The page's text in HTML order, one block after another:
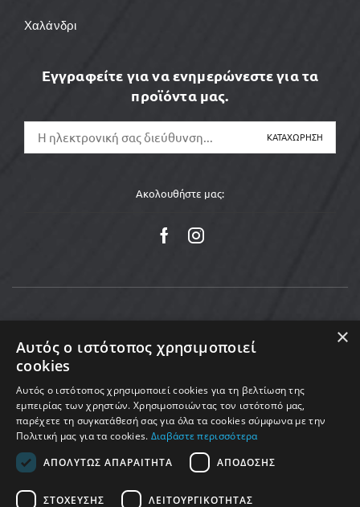
Χαλάνδρι
Εγγραφείτε για να ενημερώνεστε για τα
προϊόντα μας.
Ακολουθήστε μας:
Copyright © 2025 MoveMed. Made by enigmart
×
Αυτός ο ιστότοπος χρησιμοποιεί
cookies
Αυτός ο ιστότοπος χρησιμοποιεί cookies για τη βελτίωση της
εμπειρίας των χρηστών. Χρησιμοποιώντας τον ιστότοπό μας,
παρέχετε τη συγκατάθεσή σας για όλα τα cookies σύμφωνα με την
Πολιτική μας για τα cookies. Διαβάστε περισσότερα
ΑΠΟΛΎΤΩΣ ΑΠΑΡΑΊΤΗΤΑ
ΑΠΌΔΟΣΗΣ
ΣΤΌΧΕΥΣΗΣ ΛΕΙΤΟΥΡΓΙΚΌΤΗΤΑΣ